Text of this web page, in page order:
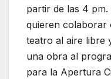
partir de las 4
quieren colaborar
teatro al aire libre
una obra al
para la Apertura